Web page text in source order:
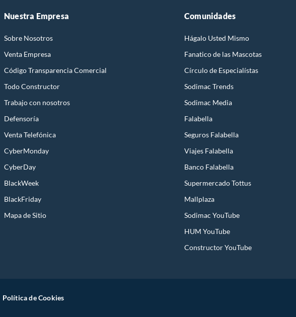
Nuestra Empresa
Sobre Nosotros
Venta Empresa
Código Transparencia Comercial
Todo Constructor
Trabajo con nosotros
Defensoría
Venta Telefónica
CyberMonday
CyberDay
BlackWeek
BlackFriday
Mapa de Sitio
Comunidades
Hágalo Usted Mismo
Fanatico de las Mascotas
Círculo de Especialístas
Sodimac Trends
Sodimac Media
Falabella
Seguros Falabella
Viajes Falabella
Banco Falabella
Supermercado Tottus
Mallplaza
Sodimac YouTube
HUM YouTube
Constructor YouTube
Política de Cookies